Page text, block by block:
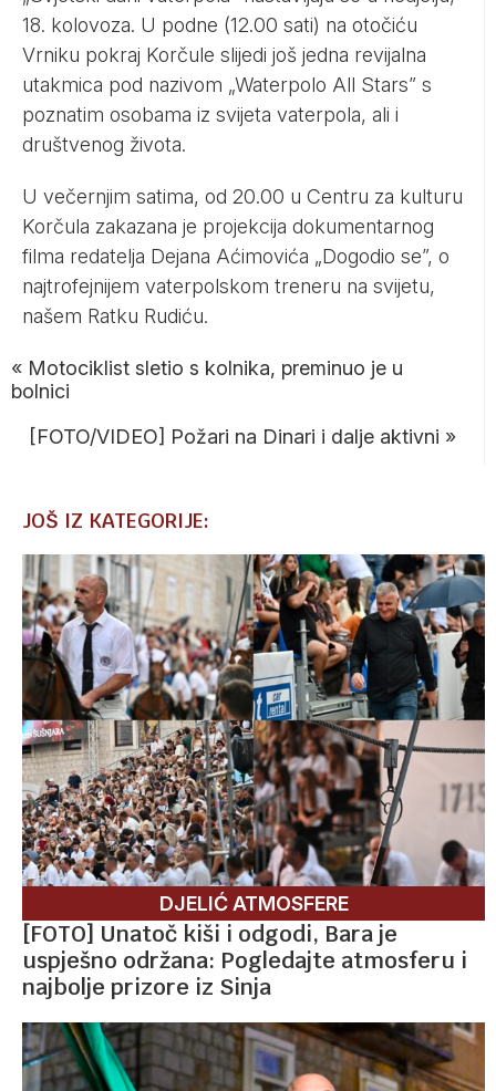
18. kolovoza. U podne (12.00 sati) na otočiću
Vrniku pokraj Korčule slijedi još jedna revijalna
utakmica pod nazivom „Waterpolo All Stars” s
poznatim osobama iz svijeta vaterpola, ali i
društvenog života.
U večernjim satima, od 20.00 u Centru za kulturu
Korčula zakazana je projekcija dokumentarnog
filma redatelja Dejana Aćimovića „Dogodio se”, o
najtrofejnijem vaterpolskom treneru na svijetu,
našem Ratku Rudiću.
« Motociklist sletio s kolnika, preminuo je u
bolnici
[FOTO/VIDEO] Požari na Dinari i dalje aktivni »
JOŠ IZ KATEGORIJE:
DJELIĆ ATMOSFERE
[FOTO] Unatoč kiši i odgodi, Bara je
uspješno održana: Pogledajte atmosferu i
najbolje prizore iz Sinja